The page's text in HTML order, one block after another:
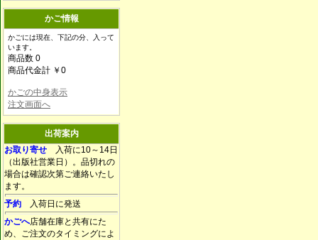
かご情報
かごには現在、下記の分、入って
います。
商品数 0
商品代金計 ￥0
かごの中身表示
注文画面へ
出荷案内
お取り寄せ 入荷に10～14日
（出版社営業日）。品切れの
場合は確認次第ご連絡いたし
ます。
予約 入荷日に発送
かごへ店舗在庫と共有にた
め、ご注文のタイミングによ